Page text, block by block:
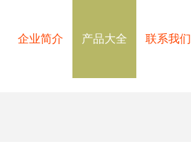
企业简介 产品大全 联系我们